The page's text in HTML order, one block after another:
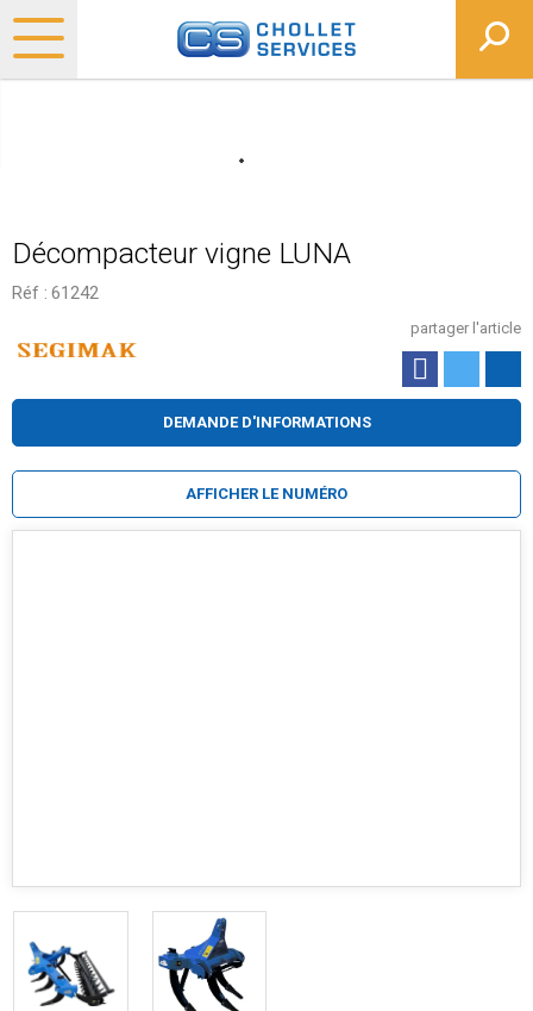
Décompacteur vigne LUNA
Réf : 61242
partager l'article
DEMANDE D'INFORMATIONS
AFFICHER LE NUMÉRO